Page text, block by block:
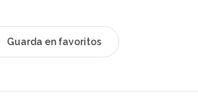
Guarda en favoritos